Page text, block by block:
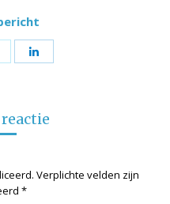
Share
Verplichte velden zijn
*